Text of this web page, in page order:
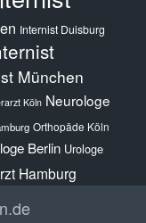
Internist Duisburg
München
Köln Neurologe
Orthopäde Köln
Berlin Urologe
Hamburg